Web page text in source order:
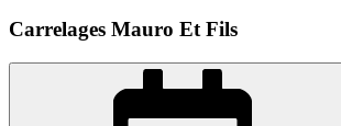
Carrelages Mauro Et Fils